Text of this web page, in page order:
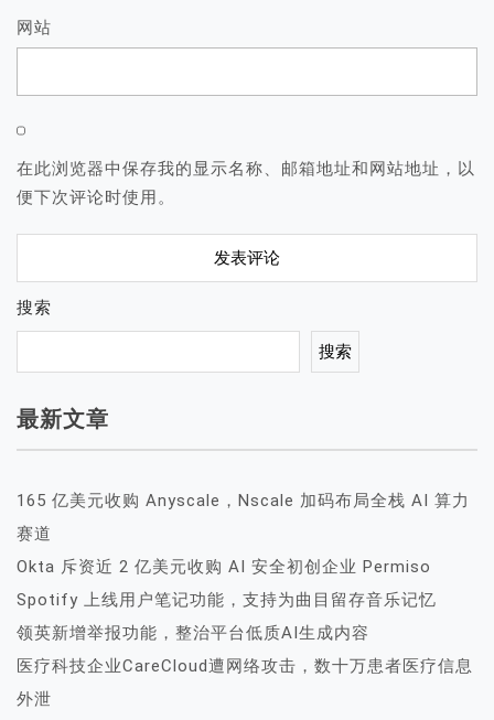
网站
在此浏览器中保存我的显示名称、邮箱地址和网站地址，以
便下次评论时使用。
搜索
搜索
最新文章
165 亿美元收购 Anyscale，Nscale 加码布局全栈 AI 算力
赛道
Okta 斥资近 2 亿美元收购 AI 安全初创企业 Permiso
Spotify 上线用户笔记功能，支持为曲目留存音乐记忆
领英新增举报功能，整治平台低质AI生成内容
医疗科技企业CareCloud遭网络攻击，数十万患者医疗信息
外泄